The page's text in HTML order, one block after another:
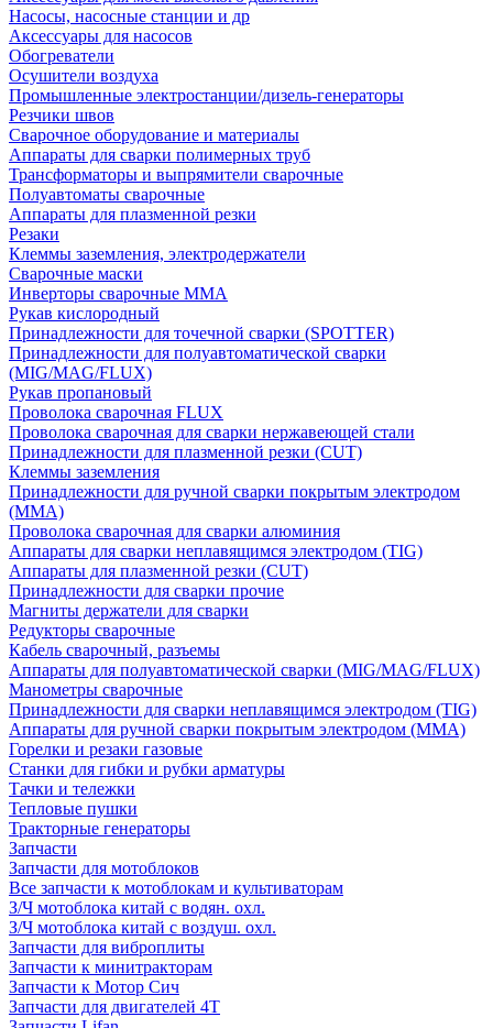
Насосы, насосные станции и др
Аксессуары для насосов
Обогреватели
Осушители воздуха
Промышленные электростанции/дизель-генераторы
Резчики швов
Сварочное оборудование и материалы
Аппараты для сварки полимерных труб
Трансформаторы и выпрямители сварочные
Полуавтоматы сварочные
Аппараты для плазменной резки
Резаки
Клеммы заземления, электродержатели
Сварочные маски
Инверторы сварочные ММА
Рукав кислородный
Принадлежности для точечной сварки (SPOTTER)
Принадлежности для полуавтоматической сварки
(MIG/MAG/FLUX)
Рукав пропановый
Проволока сварочная FLUX
Проволока сварочная для сварки нержавеющей стали
Принадлежности для плазменной резки (CUT)
Клеммы заземления
Принадлежности для ручной сварки покрытым электродом
(MMA)
Проволока сварочная для сварки алюминия
Аппараты для сварки неплавящимся электродом (TIG)
Аппараты для плазменной резки (CUT)
Принадлежности для сварки прочие
Магниты держатели для сварки
Редукторы сварочные
Кабель сварочный, разъемы
Аппараты для полуавтоматической сварки (MIG/MAG/FLUX)
Манометры сварочные
Принадлежности для сварки неплавящимся электродом (TIG)
Аппараты для ручной сварки покрытым электродом (MMA)
Горелки и резаки газовые
Станки для гибки и рубки арматуры
Тачки и тележки
Тепловые пушки
Тракторные генераторы
Запчасти
Запчасти для мотоблоков
Все запчасти к мотоблокам и культиваторам
З/Ч мотоблока китай с водян. охл.
З/Ч мотоблока китай с воздуш. охл.
Запчасти для виброплиты
Запчасти к минитракторам
Запчасти к Мотор Сич
Запчасти для двигателей 4Т